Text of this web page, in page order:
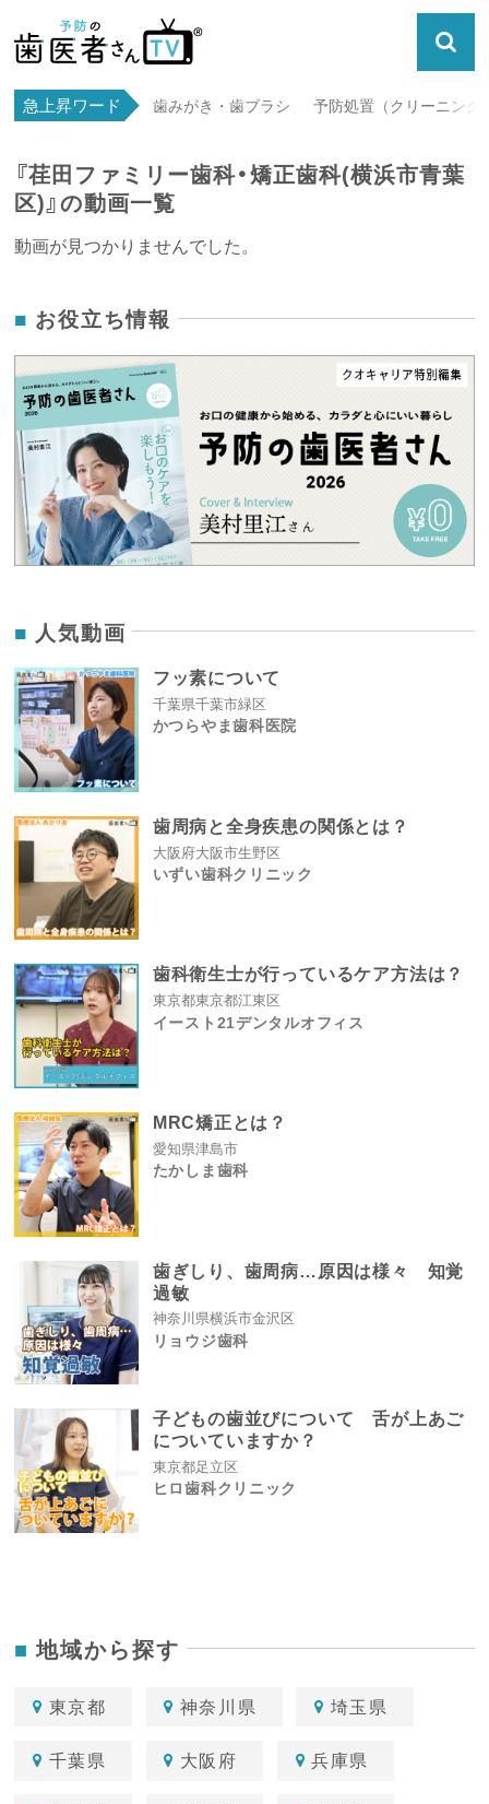
急上昇ワード 歯みがき・歯ブラシ 予防処置（クリーニング
『荏田ファミリー歯科・矯正歯科(横浜市青葉
区)』の動画一覧
動画が見つかりませんでした。
お役立ち情報
人気動画
フッ素について
千葉県千葉市緑区
かつらやま歯科医院
歯周病と全身疾患の関係とは？
大阪府大阪市生野区
いずい歯科クリニック
歯科衛生士が行っているケア方法は？
東京都東京都江東区
イースト21デンタルオフィス
MRC矯正とは？
愛知県津島市
たかしま歯科
歯ぎしり、歯周病…原因は様々 知覚
過敏
神奈川県横浜市金沢区
リョウジ歯科
子どもの歯並びについて 舌が上あご
についていますか？
東京都足立区
ヒロ歯科クリニック
地域から探す
東京都 神奈川県 埼玉県
千葉県 大阪府 兵庫県